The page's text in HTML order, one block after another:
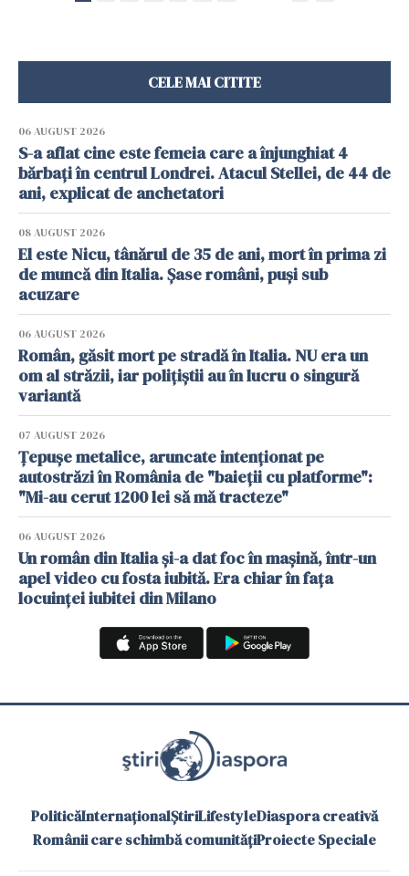
CELE MAI CITITE
06 AUGUST 2026
S-a aflat cine este femeia care a înjunghiat 4
bărbați în centrul Londrei. Atacul Stellei, de 44 de
ani, explicat de anchetatori
08 AUGUST 2026
El este Nicu, tânărul de 35 de ani, mort în prima zi
de muncă din Italia. Șase români, puși sub
acuzare
06 AUGUST 2026
Român, găsit mort pe stradă în Italia. NU era un
om al străzii, iar polițiștii au în lucru o singură
variantă
07 AUGUST 2026
Țepușe metalice, aruncate intenționat pe
autostrăzi în România de "baieții cu platforme":
"Mi-au cerut 1200 lei să mă tracteze"
06 AUGUST 2026
Un român din Italia și-a dat foc în mașină, într-un
apel video cu fosta iubită. Era chiar în fața
locuinței iubitei din Milano
PoliticăInternaționalȘtiriLifestyleDiaspora creativă
Românii care schimbă comunitățiProiecte Speciale